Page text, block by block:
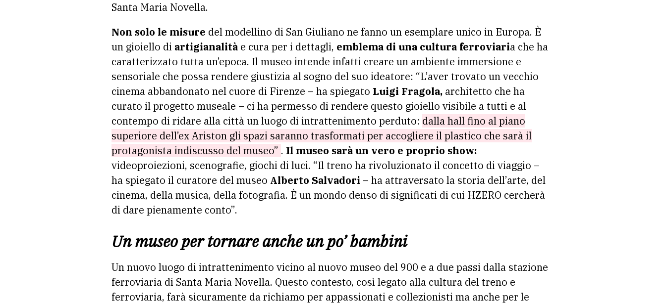
Santa Maria Novella.
Non solo le misure del modellino di San Giuliano ne fanno un esemplare unico in Europa. È
un gioiello di artigianalità e cura per i dettagli, emblema di una cultura ferroviaria che ha
caratterizzato tutta un’epoca. Il museo intende infatti creare un ambiente immersione e
sensoriale che possa rendere giustizia al sogno del suo ideatore: “L’aver trovato un vecchio
cinema abbandonato nel cuore di Firenze – ha spiegato Luigi Fragola, architetto che ha
curato il progetto museale – ci ha permesso di rendere questo gioiello visibile a tutti e al
contempo di ridare alla città un luogo di intrattenimento perduto: dalla hall fino al piano
superiore dell’ex Ariston gli spazi saranno trasformati per accogliere il plastico che sarà il
protagonista indiscusso del museo” . Il museo sarà un vero e proprio show:
videoproiezioni, scenografie, giochi di luci. “Il treno ha rivoluzionato il concetto di viaggio –
ha spiegato il curatore del museo Alberto Salvadori – ha attraversato la storia dell’arte, del
cinema, della musica, della fotografia. È un mondo denso di significati di cui HZERO cercherà
di dare pienamente conto”.
Un museo per tornare anche un po’ bambini
Un nuovo luogo di intrattenimento vicino al nuovo museo del 900 e a due passi dalla stazione
ferroviaria di Santa Maria Novella. Questo contesto, così legato alla cultura del treno e
ferroviaria, farà sicuramente da richiamo per appassionati e collezionisti ma anche per le